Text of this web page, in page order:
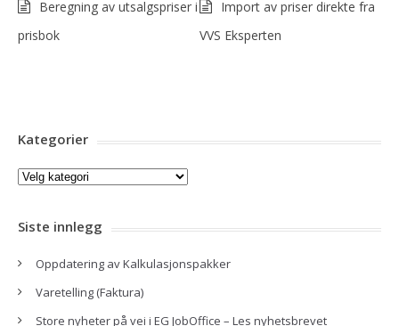
Beregning av utsalgspriser i
prisbok
Import av priser direkte fra
VVS Eksperten
Kategorier
Kategorier
Siste innlegg
Oppdatering av Kalkulasjonspakker
Varetelling (Faktura)
Store nyheter på vei i EG JobOffice – Les nyhetsbrevet